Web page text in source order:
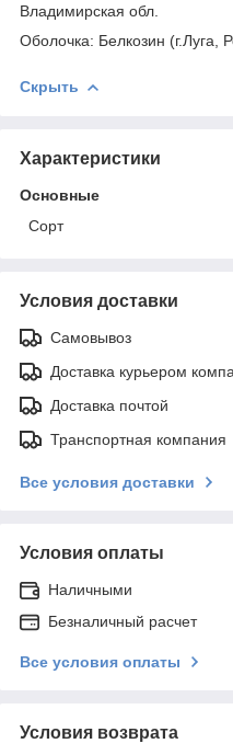
Владимирская обл.
Оболочка: Белкозин (г.Луга,
Скрыть
Характеристики
Основные
Сорт
Условия доставки
Самовывоз
Доставка курьером
Доставка почтой
Транспортная компания
Все условия доставки
Условия оплаты
Наличными
Безналичный расчет
Все условия оплаты
Условия возврата